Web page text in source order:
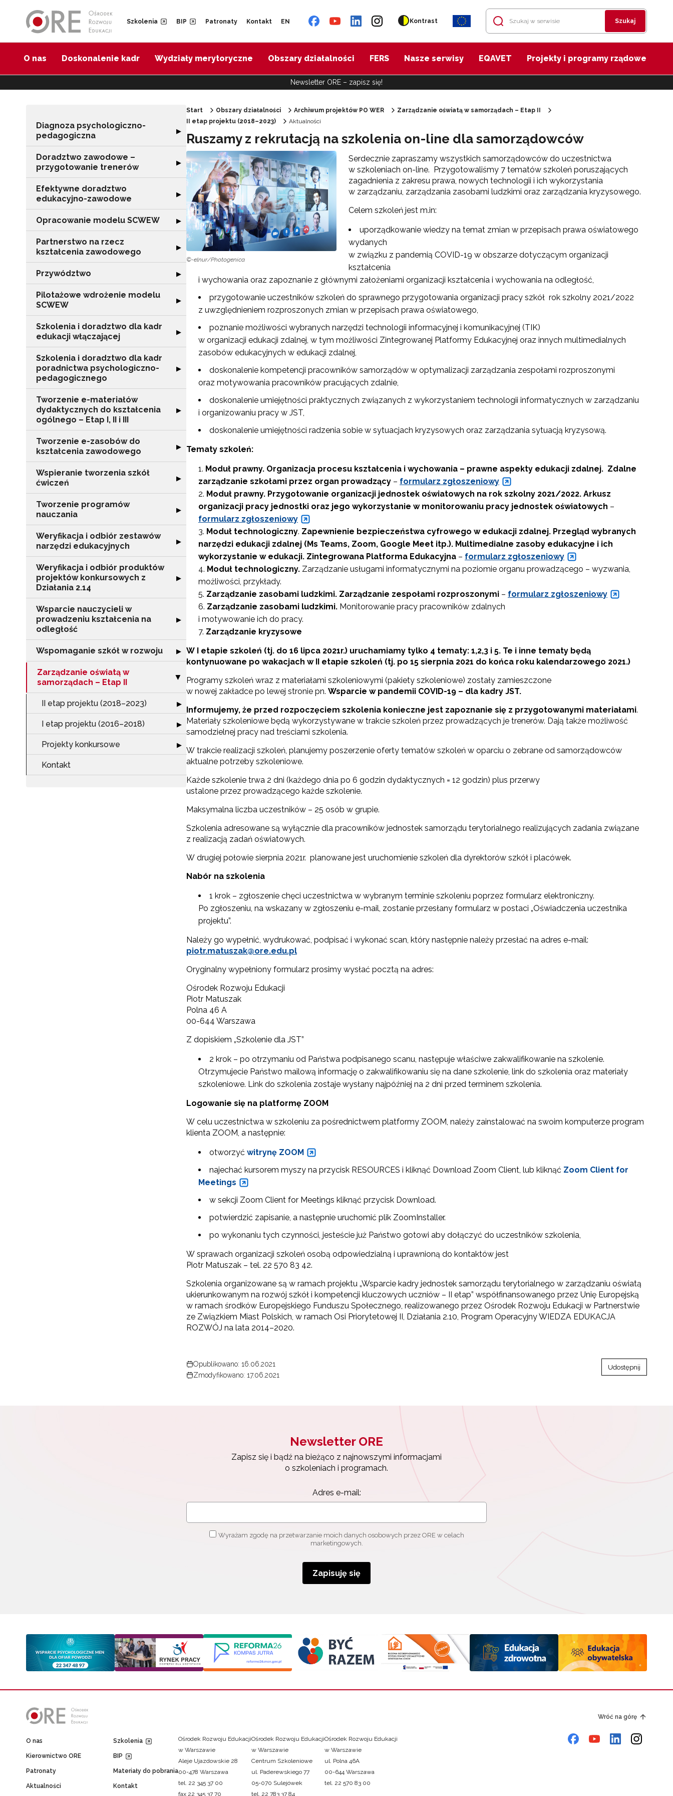
Szkolenia BIP Patronaty Kontakt EN Kontrast Szukaj
O nas Doskonalenie kadr Wydziały merytoryczne Obszary działalności FERS Nasze serwisy EQAVET Projekty i programy rządowe
Newsletter ORE – zapisz się!
Diagnoza psychologiczno-
pedagogiczna
Rozwiń sekcję "Diagnoza psychologiczno-pedagogiczna"
▶
Doradztwo zawodowe –
przygotowanie trenerów
Rozwiń sekcję "Doradztwo zawodowe – przygotowanie trenerów"
▶
Efektywne doradztwo
edukacyjno-zawodowe
Rozwiń sekcję "Efektywne doradztwo edukacyjno-zawodowe"
▶
Opracowanie modelu SCWEW Rozwiń sekcję "Opracowanie modelu SCWEW"
▶
Partnerstwo na rzecz
kształcenia zawodowego
Rozwiń sekcję "Partnerstwo na rzecz kształcenia zawodowego"
▶
Przywództwo Rozwiń sekcję "Przywództwo"
▶
Pilotażowe wdrożenie modelu
SCWEW
Rozwiń sekcję "Pilotażowe wdrożenie modelu SCWEW"
▶
Szkolenia i doradztwo dla kadr
edukacji włączającej
Rozwiń sekcję "Szkolenia i doradztwo dla kadr edukacji włączającej"
▶
Szkolenia i doradztwo dla kadr
poradnictwa psychologiczno-
pedagogicznego
Rozwiń sekcję "Szkolenia i doradztwo dla kadr poradnictwa psychologiczno-pedagogicznego"
▶
Tworzenie e-materiałów
dydaktycznych do kształcenia
ogólnego – Etap I, II i III
Rozwiń sekcję "Tworzenie e-materiałów dydaktycznych do kształcenia ogólnego – Etap I, II i III"
▶
Tworzenie e-zasobów do
kształcenia zawodowego
Rozwiń sekcję "Tworzenie e-zasobów do kształcenia zawodowego"
▶
Wspieranie tworzenia szkół
ćwiczeń
Rozwiń sekcję "Wspieranie tworzenia szkół ćwiczeń"
▶
Tworzenie programów
nauczania
Rozwiń sekcję "Tworzenie programów nauczania"
▶
Weryfikacja i odbiór zestawów
narzędzi edukacyjnych
Rozwiń sekcję "Weryfikacja i odbiór zestawów narzędzi edukacyjnych"
▶
Weryfikacja i odbiór produktów
projektów konkursowych z
Działania 2.14
Rozwiń sekcję "Weryfikacja i odbiór produktów projektów konkursowych z Działania 2.14"
▶
Wsparcie nauczycieli w
prowadzeniu kształcenia na
odległość
Rozwiń sekcję "Wsparcie nauczycieli w prowadzeniu kształcenia na odległość"
▶
Wspomaganie szkół w rozwoju Rozwiń sekcję "Wspomaganie szkół w rozwoju"
▶
Zarządzanie oświatą w
samorządach – Etap II
Zwiń sekcję "Zarządzanie oświatą w samorządach – Etap II"
▶
II etap projektu (2018–2023) Rozwiń sekcję "II etap projektu (2018–2023)"
▶
I etap projektu (2016–2018) Rozwiń sekcję "I etap projektu (2016–2018)"
▶
Projekty konkursowe Rozwiń sekcję "Projekty konkursowe"
▶
Kontakt
Start Obszary działalności Archiwum projektów PO WER
Zarządzanie oświatą w samorządach – Etap II
II etap projektu (2018–2023)
Aktualności
Ruszamy z rekrutacją na szkolenia on-line dla samorządowców
©-elnur/Photogenica
Serdecznie zapraszamy wszystkich samorządowców do uczestnictwa
w szkoleniach on-line. Przygotowaliśmy 7 tematów szkoleń poruszających
zagadnienia z zakresu prawa, nowych technologii i ich wykorzystania
w zarządzaniu, zarządzania zasobami ludzkimi oraz zarządzania kryzysowego.
Celem szkoleń jest m.in:
uporządkowanie wiedzy na temat zmian w przepisach prawa oświatowego
wydanych
w związku z pandemią COVID-19 w obszarze dotyczącym organizacji
kształcenia
i wychowania oraz zapoznanie z głównymi założeniami organizacji kształcenia i wychowania na odległość,
przygotowanie uczestników szkoleń do sprawnego przygotowania organizacji pracy szkół rok szkolny 2021/2022
z uwzględnieniem rozproszonych zmian w przepisach prawa oświatowego,
poznanie możliwości wybranych narzędzi technologii informacyjnej i komunikacyjnej (TIK)
w organizacji edukacji zdalnej, w tym możliwości Zintegrowanej Platformy Edukacyjnej oraz innych multimedialnych
zasobów edukacyjnych w edukacji zdalnej,
doskonalenie kompetencji pracowników samorządów w optymalizacji zarządzania zespołami rozproszonymi
oraz motywowania pracowników pracujących zdalnie,
doskonalenie umiejętności praktycznych związanych z wykorzystaniem technologii informatycznych w zarządzaniu
i organizowaniu pracy w JST,
doskonalenie umiejętności radzenia sobie w sytuacjach kryzysowych oraz zarządzania sytuacją kryzysową.
Tematy szkoleń:
Moduł prawny. Organizacja procesu kształcenia i wychowania – prawne aspekty edukacji zdalnej. Zdalne
zarządzanie szkołami przez organ prowadzący – formularz zgłoszeniowy
Moduł prawny. Przygotowanie organizacji jednostek oświatowych na rok szkolny 2021/2022. Arkusz
organizacji pracy jednostki oraz jego wykorzystanie w monitorowaniu pracy jednostek oświatowych –
formularz zgłoszeniowy
Moduł technologiczny. Zapewnienie bezpieczeństwa cyfrowego w edukacji zdalnej. Przegląd wybranych
narzędzi edukacji zdalnej (Ms Teams, Zoom, Google Meet itp.). Multimedialne zasoby edukacyjne i ich
wykorzystanie w edukacji. Zintegrowana Platforma Edukacyjna – formularz zgłoszeniowy
Moduł technologiczny. Zarządzanie usługami informatycznymi na poziomie organu prowadzącego – wyzwania,
możliwości, przykłady.
Zarządzanie zasobami ludzkimi. Zarządzanie zespołami rozproszonymi – formularz zgłoszeniowy
Zarządzanie zasobami ludzkimi. Monitorowanie pracy pracowników zdalnych
i motywowanie ich do pracy.
Zarządzanie kryzysowe
W I etapie szkoleń (tj. do 16 lipca 2021r.) uruchamiamy tylko 4 tematy: 1,2,3 i 5. Te i inne tematy będą
kontynuowane po wakacjach w II etapie szkoleń (tj. po 15 sierpnia 2021 do końca roku kalendarzowego 2021.)
Programy szkoleń wraz z materiałami szkoleniowymi (pakiety szkoleniowe) zostały zamieszczone
w nowej zakładce po lewej stronie pn. Wsparcie w pandemii COVID-19 – dla kadry JST.
Informujemy, że przed rozpoczęciem szkolenia konieczne jest zapoznanie się z przygotowanymi materiałami.
Materiały szkoleniowe będą wykorzystywane w trakcie szkoleń przez prowadzących je trenerów. Dają także możliwość
samodzielnej pracy nad treściami szkolenia.
W trakcie realizacji szkoleń, planujemy poszerzenie oferty tematów szkoleń w oparciu o zebrane od samorządowców
aktualne potrzeby szkoleniowe.
Każde szkolenie trwa 2 dni (każdego dnia po 6 godzin dydaktycznych = 12 godzin) plus przerwy
ustalone przez prowadzącego każde szkolenie.
Maksymalna liczba uczestników – 25 osób w grupie.
Szkolenia adresowane są wyłącznie dla pracowników jednostek samorządu terytorialnego realizujących zadania związane
z realizacją zadań oświatowych.
W drugiej połowie sierpnia 2021r. planowane jest uruchomienie szkoleń dla dyrektorów szkół i placówek.
Nabór na szkolenia
1 krok – zgłoszenie chęci uczestnictwa w wybranym terminie szkoleniu poprzez formularz elektroniczny.
Po zgłoszeniu, na wskazany w zgłoszeniu e-mail, zostanie przesłany formularz w postaci „Oświadczenia uczestnika
projektu”.
Należy go wypełnić, wydrukować, podpisać i wykonać scan, który następnie należy przesłać na adres e-mail:
piotr.matuszak@ore.edu.pl
Oryginalny wypełniony formularz prosimy wysłać pocztą na adres:
Ośrodek Rozwoju Edukacji
Piotr Matuszak
Polna 46 A
00-644 Warszawa
Z dopiskiem „Szkolenie dla JST”
2 krok – po otrzymaniu od Państwa podpisanego scanu, następuje właściwe zakwalifikowanie na szkolenie.
Otrzymujecie Państwo mailową informację o zakwalifikowaniu się na dane szkolenie, link do szkolenia oraz materiały
szkoleniowe. Link do szkolenia zostaje wysłany najpóźniej na 2 dni przed terminem szkolenia.
Logowanie się na platformę ZOOM
W celu uczestnictwa w szkoleniu za pośrednictwem platformy ZOOM, należy zainstalować na swoim komputerze program
klienta ZOOM, a następnie:
otworzyć witrynę ZOOM
najechać kursorem myszy na przycisk RESOURCES i kliknąć Download Zoom Client, lub kliknąć Zoom Client for
Meetings
w sekcji Zoom Client for Meetings kliknąć przycisk Download.
potwierdzić zapisanie, a następnie uruchomić plik ZoomInstaller.
po wykonaniu tych czynności, jesteście już Państwo gotowi aby dołączyć do uczestników szkolenia,
W sprawach organizacji szkoleń osobą odpowiedzialną i uprawnioną do kontaktów jest
Piotr Matuszak – tel. 22 570 83 42.
Szkolenia organizowane są w ramach projektu „Wsparcie kadry jednostek samorządu terytorialnego w zarządzaniu oświatą
ukierunkowanym na rozwój szkół i kompetencji kluczowych uczniów – II etap” współfinansowanego przez Unię Europejską
w ramach środków Europejskiego Funduszu Społecznego, realizowanego przez Ośrodek Rozwoju Edukacji w Partnerstwie
ze Związkiem Miast Polskich, w ramach Osi Priorytetowej II, Działania 2.10, Program Operacyjny WIEDZA EDUKACJA
ROZWÓJ na lata 2014–2020.
Opublikowano: 16.06.2021
Zmodyfikowano: 17.06.2021
Udostępnij
Newsletter ORE
Zapisz się i bądź na bieżąco z najnowszymi informacjami
o szkoleniach i programach.
Adres e-mail:
Wyrażam zgodę na przetwarzanie moich danych osobowych przez ORE w celach
marketingowych.
Zapisuję się
Wróć na górę
O nas
Kierownictwo ORE
Patronaty
Aktualności
Szkolenia
BIP
Materiały do pobrania
Kontakt
Ośrodek Rozwoju Edukacji
w Warszawie
Aleje Ujazdowskie 28
00-478 Warszawa
tel. 22 345 37 00
fax 22 345 37 70
Ośrodek Rozwoju Edukacji
w Warszawie
Centrum Szkoleniowe
ul. Paderewskiego 77
05-070 Sulejówek
tel. 22 783 37 84
Ośrodek Rozwoju Edukacji
w Warszawie
ul. Polna 46A
00-644 Warszawa
tel. 22 570 83 00
Newsletter ORE
Zapisz się i bądź na bieżąco z najnowszymi informacjami
o szkoleniach i programach.
Adres e-mail:
Wyrażam zgodę na przetwarzanie moich danych osobowych przez ORE w
celach marketingowych.
Zapisuję się